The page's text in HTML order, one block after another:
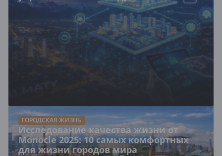
ГОРОДСКАЯ ЖИЗНЬ
Исследование качества жизни от
Monocle 2025: 10 самых комфортных
для жизни городов мира